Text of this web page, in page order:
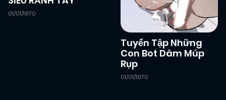
01/01/1970
Tuyển Tập Những
Con Bot Dâm Múp
Rụp
01/01/1970